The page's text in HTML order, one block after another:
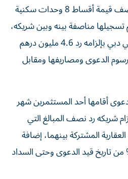
تنصّل مستثمر من سداد نصف قيمة أقساط 8 وحدات سكنية
مناصفة بينه وبين شريكه،
فقضت المحكمة المدنية في دبي بإلزامه رد 4.6 مليون درهم
رسوم الدعوى ومصاريفها ومقابل
أقامها أحد المستثمرين شهر
بإلزام شريكه رد نصف المبالغ التي
المشتركة بينهما، إضافة
قانونية بنسبة 9% من تاريخ قيد الدعوى وحتى السداد